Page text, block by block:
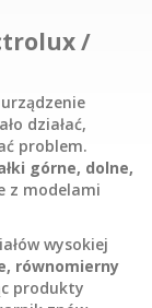
/
działać,
problem.
górne, dolne,
z modelami
wysokiej
równomierny
produkty